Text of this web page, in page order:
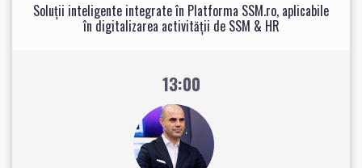
Soluții inteligente integrate în Platforma SSM.ro, aplicabile
în digitalizarea activității de SSM & HR
13:00